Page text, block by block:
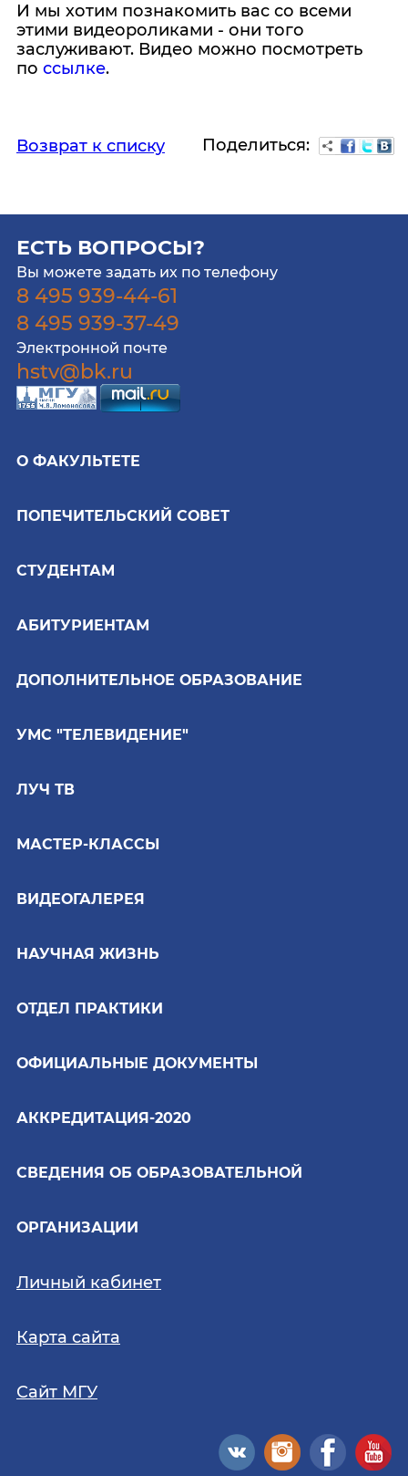
И мы хотим познакомить вас со всеми
этими видеороликами - они того
заслуживают. Видео можно посмотреть
по ссылке.
Возврат к списку Поделиться:
ЕСТЬ ВОПРОСЫ?
Вы можете задать их по телефону
8 495 939-44-61
8 495 939-37-49
Электронной почте
hstv@bk.ru
О ФАКУЛЬТЕТЕ
ПОПЕЧИТЕЛЬСКИЙ СОВЕТ
СТУДЕНТАМ
АБИТУРИЕНТАМ
ДОПОЛНИТЕЛЬНОЕ ОБРАЗОВАНИЕ
УМС "ТЕЛЕВИДЕНИЕ"
ЛУЧ ТВ
МАСТЕР-КЛАССЫ
ВИДЕОГАЛЕРЕЯ
НАУЧНАЯ ЖИЗНЬ
ОТДЕЛ ПРАКТИКИ
ОФИЦИАЛЬНЫЕ ДОКУМЕНТЫ
АККРЕДИТАЦИЯ-2020
СВЕДЕНИЯ ОБ ОБРАЗОВАТЕЛЬНОЙ
ОРГАНИЗАЦИИ
Личный кабинет
Карта сайта
Сайт МГУ